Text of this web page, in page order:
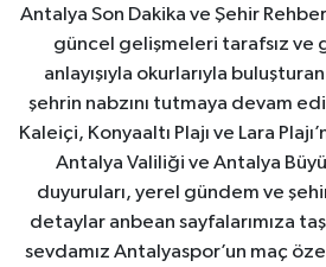
Antalya Son Dakika ve Şehir
güncel gelişmeleri tarafsız ve
anlayışıyla okurlarıyla
şehrin nabzını tutmaya devam
Kaleiçi, Konyaaltı Plajı ve Lara
Antalya Valiliği ve Antalya
duyuruları, yerel gündem ve
detaylar anbean sayfalarımıza
sevdamız Antalyaspor’un maç